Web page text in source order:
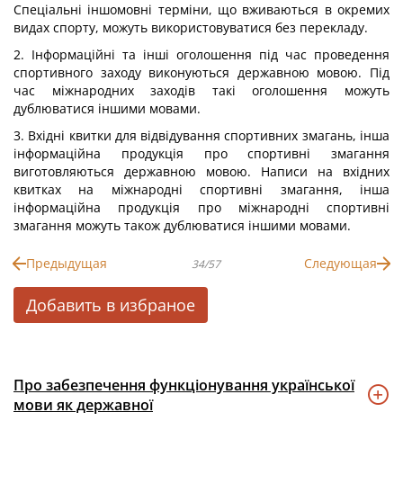
Спеціальні іншомовні терміни, що вживаються в окремих
видах спорту, можуть використовуватися без перекладу.
2. Інформаційні та інші оголошення під час проведення
спортивного заходу виконуються державною мовою. Під
час міжнародних заходів такі оголошення можуть
дублюватися іншими мовами.
3. Вхідні квитки для відвідування спортивних змагань, інша
інформаційна продукція про спортивні змагання
виготовляються державною мовою. Написи на вхідних
квитках на міжнародні спортивні змагання, інша
інформаційна продукція про міжнародні спортивні
змагання можуть також дублюватися іншими мовами.
Предыдущая 34/57 Следующая
Добавить в избраное
Про забезпечення функціонування української
мови як державної